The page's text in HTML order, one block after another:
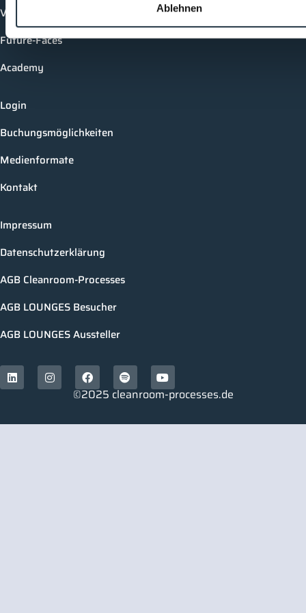
Ablehnen
Vorträge
Future-Faces
Academy
Login
Buchungsmöglichkeiten
Medienformate
Kontakt
Impressum
Datenschutzerklärung
AGB Cleanroom-Processes
AGB LOUNGES Besucher
AGB LOUNGES Aussteller
©2025 cleanroom-processes.de